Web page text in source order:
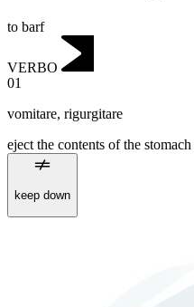
to barf
VERBO
01
vomitare, rigurgitare
eject the contents of the
keep down